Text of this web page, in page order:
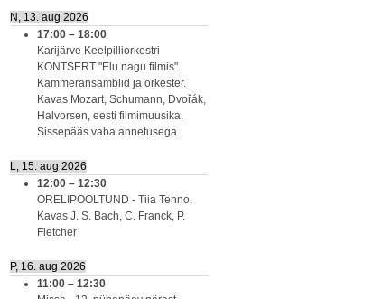
N, 13. aug 2026
17:00 – 18:00
Karijärve Keelpilliorkestri
KONTSERT "Elu nagu filmis".
Kammeransamblid ja orkester.
Kavas Mozart, Schumann, Dvořák,
Halvorsen, eesti filmimuusika.
Sissepääs vaba annetusega
L, 15. aug 2026
12:00 – 12:30
ORELIPOOLTUND - Tiia Tenno.
Kavas J. S. Bach, C. Franck, P.
Fletcher
P, 16. aug 2026
11:00 – 12:30